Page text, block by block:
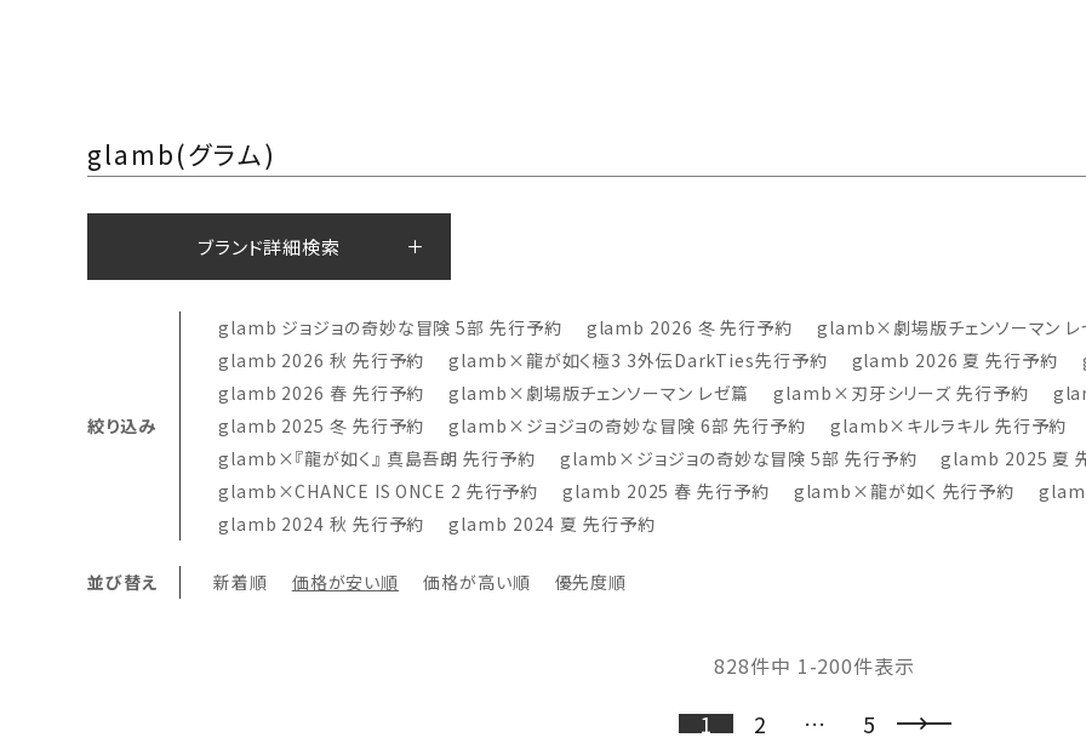
glamb(グラム)
ブランド詳細検索
絞り込み
glamb ジョジョの奇妙な冒険 5部 先行予約 glamb 2026 冬 先行予約
glamb×劇場版チェンソーマン
glamb 2026 秋 先行予約
glamb×龍が如く極3 3外伝DarkTies先行予約 glamb 2026 夏 先行予約
glamb 2026 春 先行予約
glamb×劇場版チェンソーマン レゼ篇 glamb×刃牙シリーズ 先行予約
glamb 2025 冬 先行予約
glamb×ジョジョの奇妙な冒険 6部 先行予約
glamb×キルラキル 先行予約
glamb×『龍が如く』 真島吾朗 先行予約
glamb×ジョジョの奇妙な冒険 5部 先行予約
glamb 2025 夏
glamb×CHANCE IS ONCE 2 先行予約
glamb 2025 春 先行予約 glamb×龍が如く 先行予約
glamb 2024 秋 先行予約
glamb 2024 夏 先行予約
並び替え 新着順 価格が安い順 価格が高い順 優先度順
828件中 1-200件表示
1 2 … 5